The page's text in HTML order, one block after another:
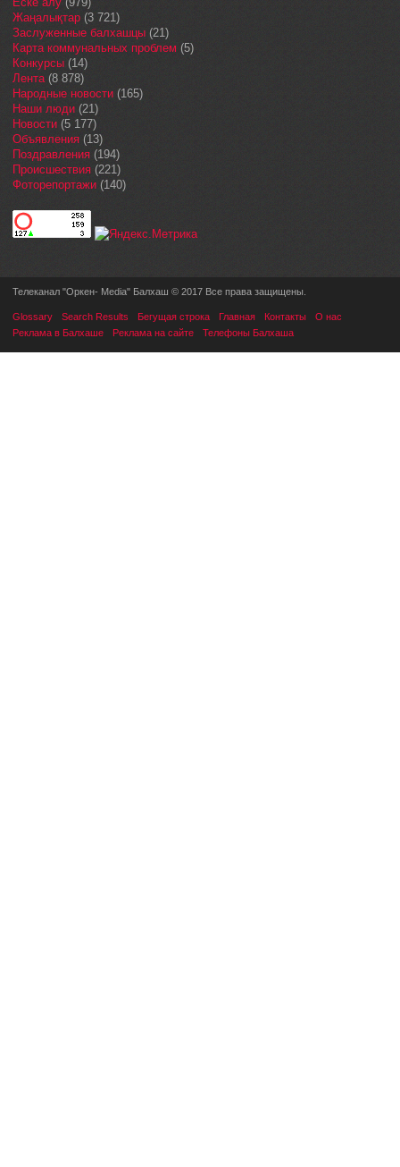
Жаңалықтар (3 721)
Заслуженные балхашцы (21)
Карта коммунальных проблем (5)
Конкурсы (14)
Лента(8 878)
Народные новости (165)
Наши люди (21)
Новости (5 177)
Объявления (13)
Поздравления (194)
Происшествия (221)
Фоторепортажи (140)
Телеканал "Оркен- Media" Балхаш © 2017 Все права защищены.
Glossary Search Results Бегущая строка Главная Контакты
О нас
Реклама в Балхаше
Реклама на сайте Телефоны Балхаша